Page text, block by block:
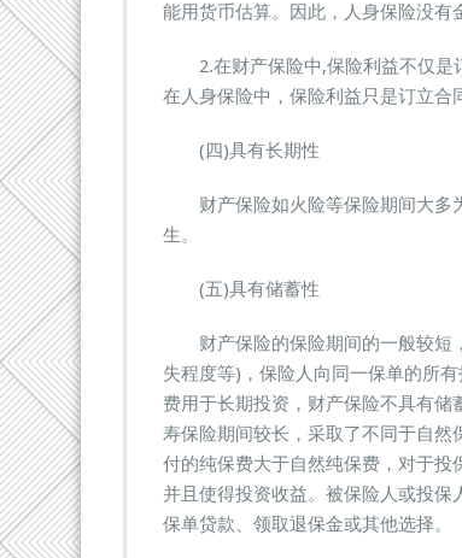
能用货币估算。因此，人身保险没有
2.在财产保险中,保险利益不仅是
在人身保险中，保险利益只是订立合
(四)具有长期性
财产保险如火险等保险期间大多
生。
(五)具有储蓄性
财产保险的保险期间的一般较短
失程度等)，保险人向同一保单的所
费用于长期投资，财产保险不具有
寿保险期间较长，采取了不同于自
付的纯保费大于自然纯保费，对于投
并且使得投资收益。被保险人或投
保单贷款、领取退保金或其他选择。